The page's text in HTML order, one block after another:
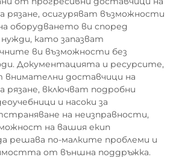
рязане, осигуряват възможности
оборудването ви според
като запазват
ви възможности без
Документацията и ресурсите,
внимателни доставчици на
рязане, включват подробни
и насоки за
на неизправности,
на вашия екип
решава по-малките проблеми и
от външна поддръжка.